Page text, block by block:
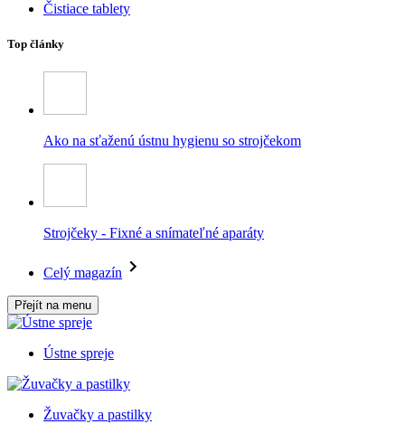
Čistiace tablety
Top články
Ako na sťaženú ústnu hygienu so strojčekom
Strojčeky - Fixné a snímateľné aparáty
Celý magazín
Přejít na menu
Ústne spreje
Žuvačky a pastilky